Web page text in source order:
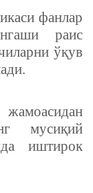
фанлар
раис
ўқув
мусиқий
иштирок